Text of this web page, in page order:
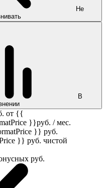
Не
В
от {{
}}руб. / мес.
}} руб.
}} руб. чистой
руб.